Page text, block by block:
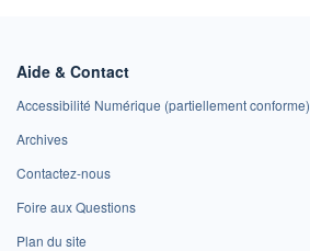
Aide & Contact
Accessibilité Numérique (partiellement conforme)
Archives
Contactez-nous
Foire aux Questions
Plan du site